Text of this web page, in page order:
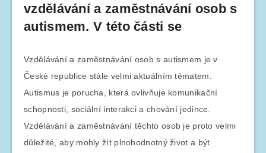
vzdělávání a zaměstnávání osob s
autismem. V této části se
Vzdělávání a zaměstnávání osob s autismem je v
České republice stále velmi aktuálním tématem.
Autismus je porucha, která ovlivňuje komunikační
schopnosti, sociální interakci a chování jedince.
Vzdělávání a zaměstnávání těchto osob je proto velmi
důležité, aby mohly žít plnohodnotný život a být